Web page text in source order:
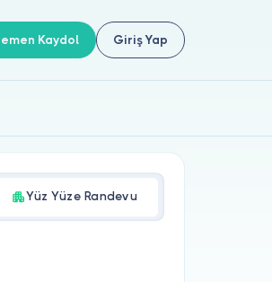
Kaydol Giriş Yap
Yüz Yüze Randevu